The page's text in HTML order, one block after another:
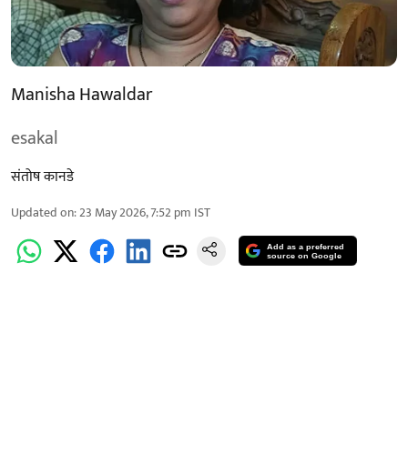
Manisha Hawaldar
esakal
संतोष कानडे
Updated on:23 May 2026, 7:52 pm IST
Add as a preferred
source on Google